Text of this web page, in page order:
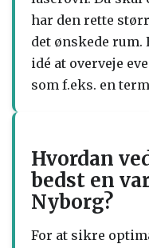
har den rette
det ønskede rum.
idé at overveje
som f.eks. en
Hvordan
bedst en
Nyborg?
For at sikre